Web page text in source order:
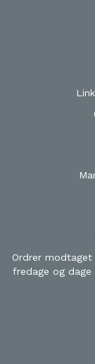
Ordrer
fredage og dage